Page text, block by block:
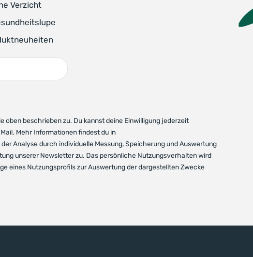
Verzicht
oben beschrieben zu. Du kannst deine Einwilligung jederzeit
Mehr Informationen findest du in
Analyse durch individuelle Messung, Speicherung und Auswertung
unserer Newsletter zu. Das persönliche Nutzungsverhalten wird
eines Nutzungsprofils zur Auswertung der dargestellten Zwecke